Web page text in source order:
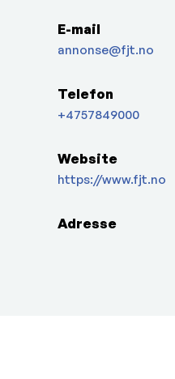
E-mail
annonse@fjt.no
Telefon
+4757849000
Website
https://www.fjt.no
Adresse